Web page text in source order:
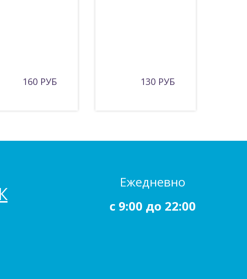
160 РУБ 130 РУБ
Ежедневно
c 9:00 до 22:00